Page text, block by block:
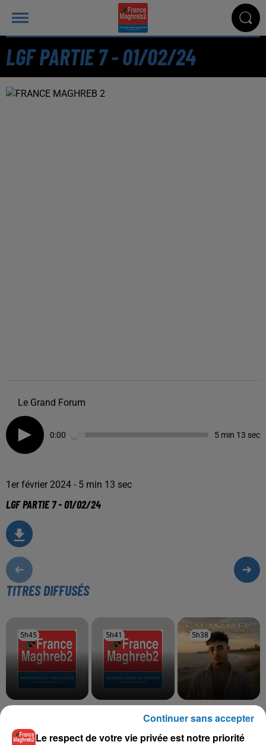
LGF PARTIE 7 - 01/02/24
Le Grand Forum
0:00 5 min 13 sec
1er février 2024 - 5 min 13 sec
LGF PARTIE 7 - 01/02/24
TITRES DIFFUSÉS
5h45
5h45 5h41
5h41
MOOSIVE
Ya Galbi Barkek
5h38
5h38
Salamalek
Le respect de votre vie privée est notre priorité
Continuer sans accepter